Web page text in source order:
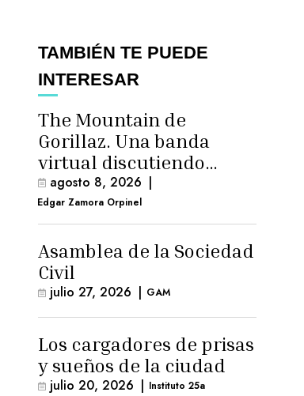
TAMBIÉN TE PUEDE
INTERESAR
The Mountain de
Gorillaz. Una banda
virtual discutiendo
cosas humanas
agosto 8, 2026 |
Edgar Zamora Orpinel
Asamblea de la Sociedad
Civil
julio 27, 2026 | GAM
Los cargadores de prisas
y sueños de la ciudad
julio 20, 2026 | Instituto 25a